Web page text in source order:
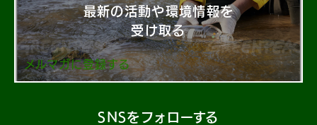
最新の活動や環境情報を
受け取る
メルマガに登録する
SNSをフォローする